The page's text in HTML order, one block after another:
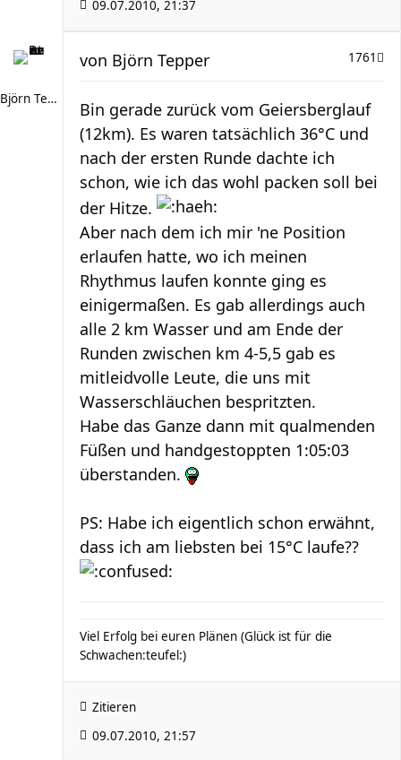
09.07.2010, 21:37
Björn Tepper
1761
von Björn Tepper
Bin gerade zurück vom Geiersberglauf
(12km). Es waren tatsächlich 36°C und
nach der ersten Runde dachte ich
schon, wie ich das wohl packen soll bei
der Hitze.
Aber nach dem ich mir 'ne Position
erlaufen hatte, wo ich meinen
Rhythmus laufen konnte ging es
einigermaßen. Es gab allerdings auch
alle 2 km Wasser und am Ende der
Runden zwischen km 4-5,5 gab es
mitleidvolle Leute, die uns mit
Wasserschläuchen bespritzten.
Habe das Ganze dann mit qualmenden
Füßen und handgestoppten 1:05:03
überstanden.
PS: Habe ich eigentlich schon erwähnt,
dass ich am liebsten bei 15°C laufe??
Viel Erfolg bei euren Plänen (Glück ist für die
Schwachen:teufel:)
Zitieren
09.07.2010, 21:57